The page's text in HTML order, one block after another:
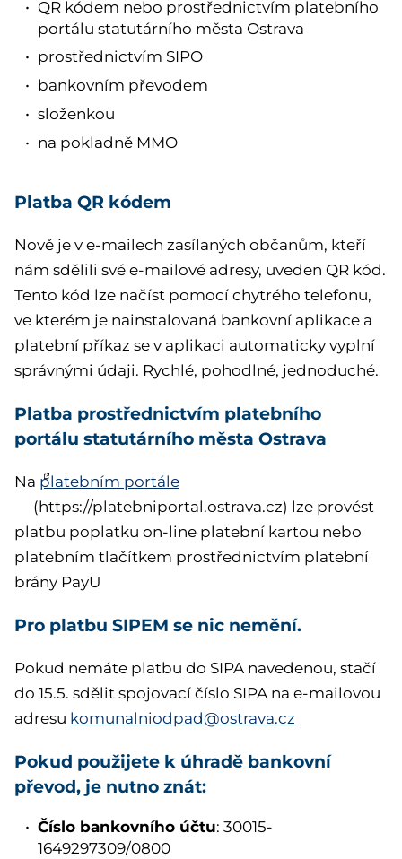
QR kódem nebo prostřednictvím platebního
portálu statutárního města Ostrava
prostřednictvím SIPO
bankovním převodem
složenkou
na pokladně MMO
Platba QR kódem
Nově je v e-mailech zasílaných občanům, kteří
nám sdělili své e-mailové adresy, uveden QR kód.
Tento kód lze načíst pomocí chytrého telefonu,
ve kterém je nainstalovaná bankovní aplikace a
platební příkaz se v aplikaci automaticky vyplní
správnými údaji. Rychlé, pohodlné, jednoduché.
Platba prostřednictvím platebního
portálu statutárního města Ostrava
Na platebním portále
(https://platebniportal.ostrava.cz) lze provést
platbu poplatku on-line platební kartou nebo
platebním tlačítkem prostřednictvím platební
brány PayU
Pro platbu SIPEM se nic nemění.
Pokud nemáte platbu do SIPA navedenou, stačí
do 15.5. sdělit spojovací číslo SIPA na e-mailovou
adresu komunalniodpad@ostrava.cz
Pokud použijete k úhradě bankovní
převod, je nutno znát:
Číslo bankovního účtu: 30015-
1649297309/0800